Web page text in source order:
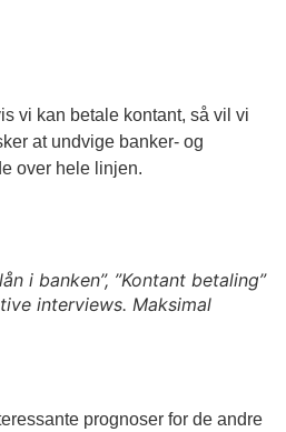
vi kan betale kontant, så vil vi
at undvige banker- og
over hele linjen.
i banken”, ”Kontant betaling”
interviews. Maksimal
prognoser for de andre